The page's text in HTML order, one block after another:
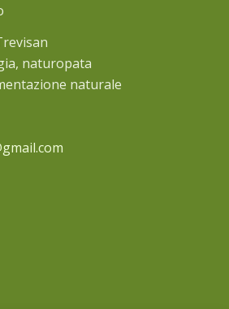
naturopata
naturale